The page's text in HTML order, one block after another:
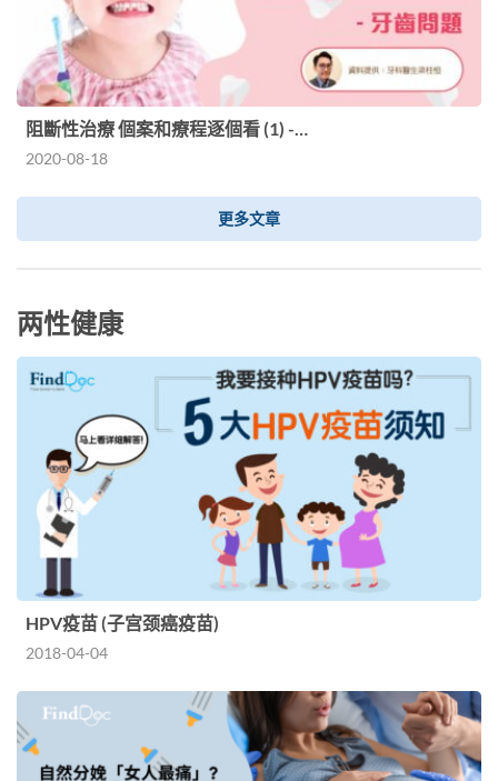
阻斷性治療 個案和療程逐個看 (1) -…
2020-08-18
更多文章
两性健康
HPV疫苗 (子宫颈癌疫苗)
2018-04-04